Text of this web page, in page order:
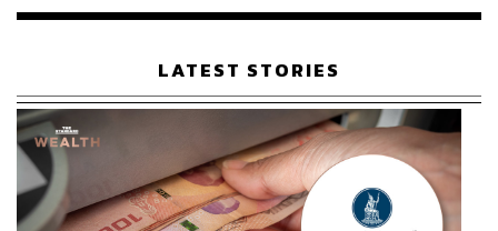
Content Creator สำนักข่าว THE
เรือนไทยที่ถูกซุกไว้
LATEST STORIES